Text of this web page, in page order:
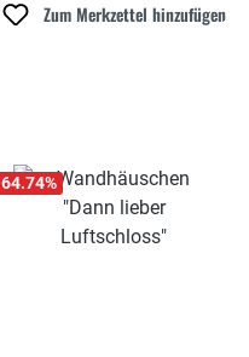
Zum Merkzettel hinzufügen
64.74%